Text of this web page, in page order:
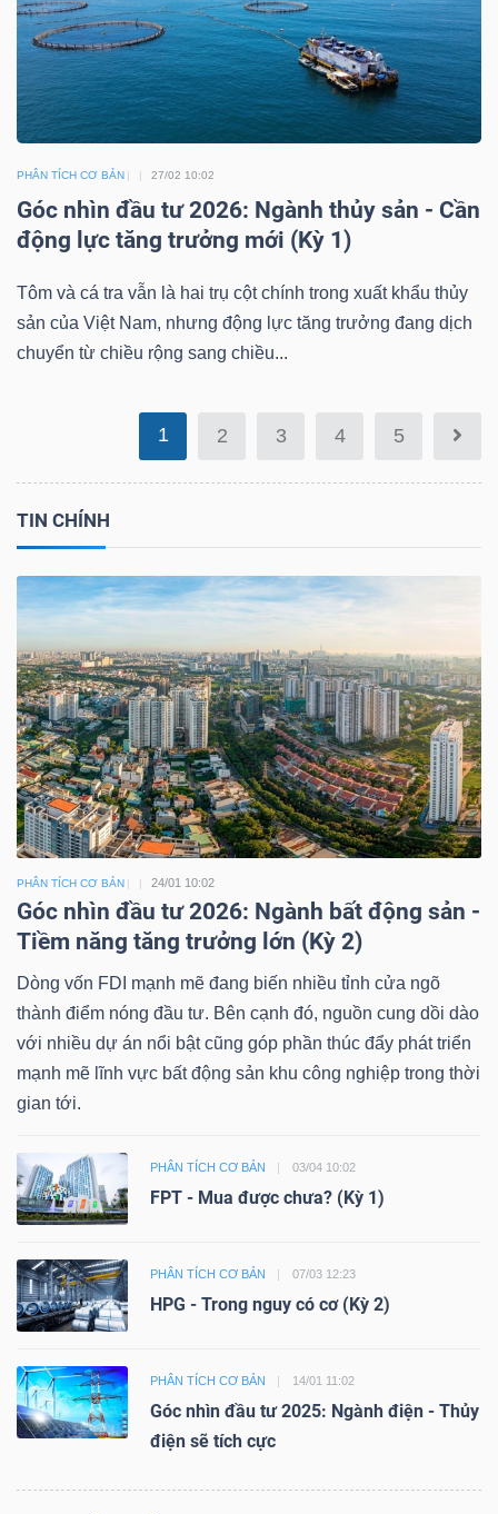
PHÂN TÍCH CƠ BẢN 27/02 10:02
Góc nhìn đầu tư 2026: Ngành thủy sản - Cần
động lực tăng trưởng mới (Kỳ 1)
Tôm và cá tra vẫn là hai trụ cột chính trong xuất khẩu thủy
sản của Việt Nam, nhưng động lực tăng trưởng đang dịch
chuyển từ chiều rộng sang chiều...
1 2 3 4 5
TIN CHÍNH
PHÂN TÍCH CƠ BẢN 24/01 10:02
Góc nhìn đầu tư 2026: Ngành bất động sản -
Tiềm năng tăng trưởng lớn (Kỳ 2)
Dòng vốn FDI mạnh mẽ đang biến nhiều tỉnh cửa ngõ
thành điểm nóng đầu tư. Bên cạnh đó, nguồn cung dồi dào
với nhiều dự án nổi bật cũng góp phần thúc đẩy phát triển
mạnh mẽ lĩnh vực bất động sản khu công nghiệp trong thời
gian tới.
PHÂN TÍCH CƠ BẢN 03/04 10:02
FPT - Mua được chưa? (Kỳ 1)
PHÂN TÍCH CƠ BẢN 07/03 12:23
HPG - Trong nguy có cơ (Kỳ 2)
PHÂN TÍCH CƠ BẢN 14/01 11:02
Góc nhìn đầu tư 2025: Ngành điện - Thủy
điện sẽ tích cực
BẤT
ĐỘNG
SẢN
khoán
(-)
Tất cả Cổ phiếu Chỉ số Chứng chỉ quỹ Chứng
Lãnh
(-)
Bài
viết
của
tác
giả
(-)
Báo
cáo
tích
(-)
Thuật
(-)
vụ
(-)
Đào
tạo